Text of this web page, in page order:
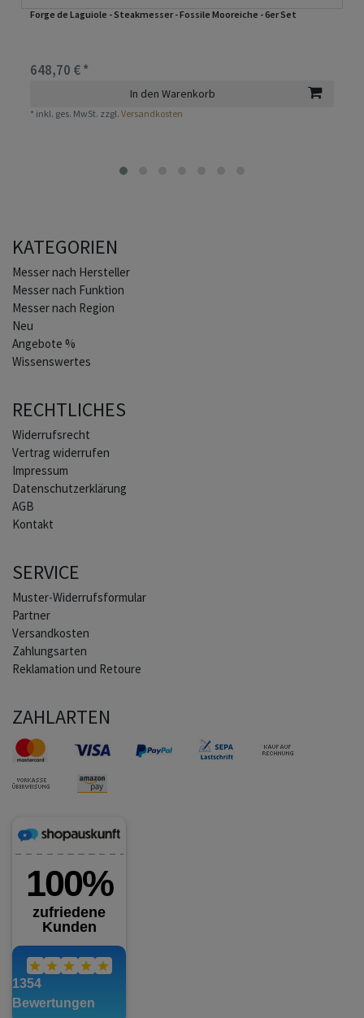
Forge de Laguiole - Steakmesser - Fossile Mooreiche - 6er Set
648,70 € *
In den Warenkorb
* inkl. ges. MwSt. zzgl.Versandkosten
KATEGORIEN
Home
Messer nach Hersteller
Messer nach Funktion
Messer nach Region
Neu
Angebote %
Wissenswertes
RECHTLICHES
Widerrufs­recht
Vertrag widerrufen
Impressum
Daten­schutz­erklärung
AGB
Kontakt
SERVICE
Muster-Widerrufsformular
Partner
Versandkosten
Zahlungsarten
Reklamation und Retoure
ZAHLARTEN